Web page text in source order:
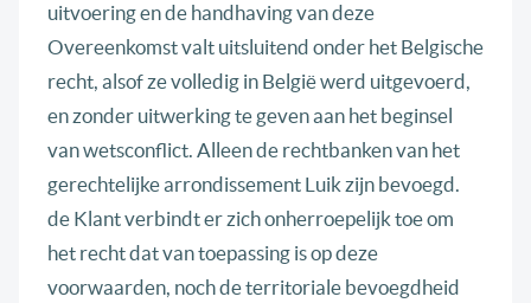
uitvoering en de handhaving van deze
Overeenkomst valt uitsluitend onder het Belgische
recht, alsof ze volledig in België werd uitgevoerd,
en zonder uitwerking te geven aan het beginsel
van wetsconflict. Alleen de rechtbanken van het
gerechtelijke arrondissement Luik zijn bevoegd.
de Klant verbindt er zich onherroepelijk toe om
het recht dat van toepassing is op deze
voorwaarden, noch de territoriale bevoegdheid